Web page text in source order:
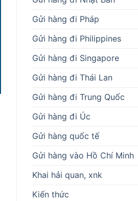
Gửi hàng đi Pháp
Gửi hàng đi Philippines
Gửi hàng đi Singapore
Gửi hàng đi Thái Lan
Gửi hàng đi Trung Quốc
Gửi hàng đi Úc
Gửi hàng quốc tế
Gửi hàng vào Hồ Chí Minh
Khai hải quan, xnk
Kiến thức